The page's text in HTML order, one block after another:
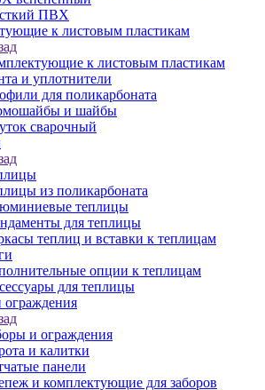
ПВХ
к листовым пластикам
к листовым пластикам
и уплотнители
для поликарбоната
и шайбы
сварочный
из поликарбоната
теплицы
для теплицы
теплиц и вставки к теплицам
опции к теплицам
для теплицы
ограждения
и ограждения
и калитки
панели
и комплектующие для заборов